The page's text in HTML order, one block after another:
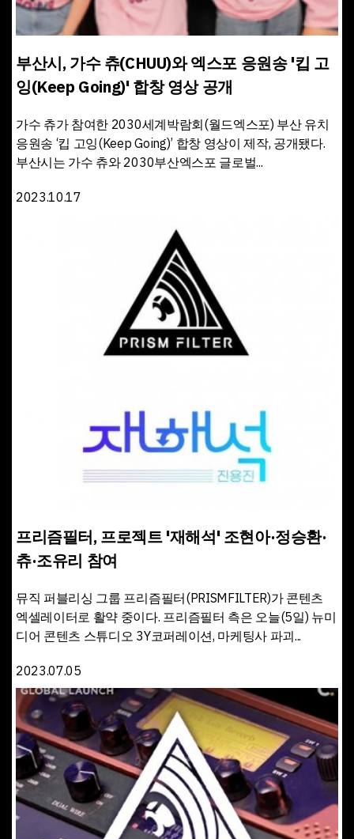
부산시, 가수 츄(CHUU)와 엑스포 응원송 '킵 고
잉(Keep Going)' 합창 영상 공개
가수 츄가 참여한 2030세계박람회(월드엑스포) 부산 유치
응원송 ‘킵 고잉(Keep Going)’ 합창 영상이 제작, 공개됐다.
부산시는 가수 츄와 2030부산엑스포 글로벌...
2023.10.17
프리즘필터, 프로젝트 '재해석' 조현아·정승환·
츄·조유리 참여
뮤직 퍼블리싱 그룹 프리즘필터(PRISMFILTER)가 콘텐츠
엑셀레이터로 활약 중이다. 프리즘필터 측은 오늘(5일) 뉴미
디어 콘텐츠 스튜디오 3Y코퍼레이션, 마케팅사 파괴...
2023.07.05